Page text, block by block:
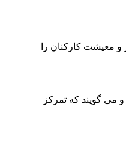
پایدار و معیشت کارکنان را
می گویند که تمرکز